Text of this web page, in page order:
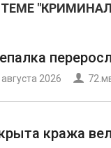
2026
кража